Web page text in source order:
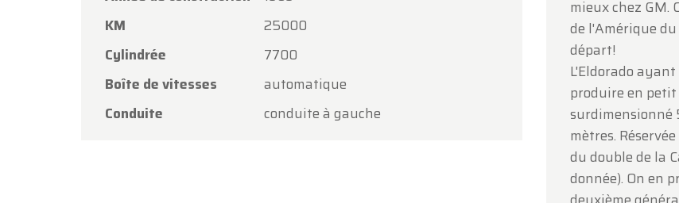
KM
25000
Cylindrée
7700
Boîte de vitesses
automatique
Conduite
conduite à gauche
mieux chez GM.
de l'Amérique
départ!
L'Eldorado
produire en
surdimensionné
mètres.
du double de la
donnée). On en
ouvert normalement du lundi 10
, selon les horaires habituels.
Le lundi 17 août
ouverts uniquement sur
Merci de votre compréhension et au plaisir de vous